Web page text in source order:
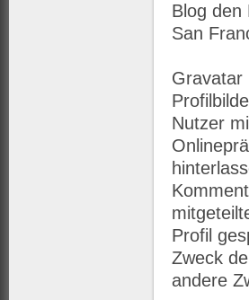
Blog den
San
Gravatar
Nutzer
Profil
Zweck
andere